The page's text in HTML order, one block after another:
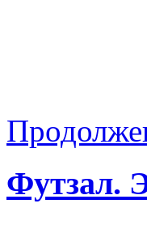
Футзал.